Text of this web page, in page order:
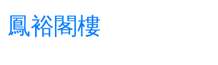
Skip
to
鳳裕閣樓